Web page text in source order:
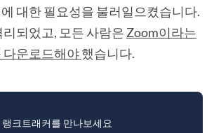
대한 필요성을 불러일으켰습니다.
되었고, 모든 사람은 Zoom이라는
다운로드해야했습니다.
랭크트래커를 만나보세요